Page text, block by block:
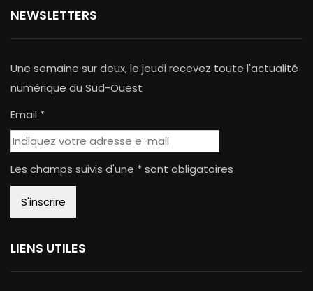
NEWSLETTERS
Une semaine sur deux, le jeudi recevez toute l'actualité
numérique du Sud-Ouest
Email *
Les champs suivis d'une * sont obligatoires
LIENS UTILES